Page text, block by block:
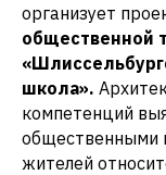
организует
общественной
школа».
компетенций
общественными
жителей